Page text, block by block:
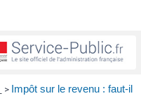
> Impôt sur le revenu : faut-il